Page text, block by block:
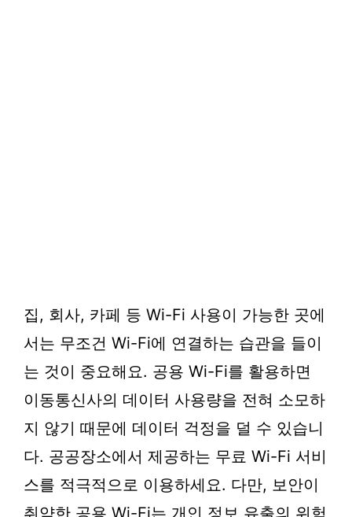
집, 회사, 카페 등 Wi-Fi 사용이 가능한 곳에
서는 무조건 Wi-Fi에 연결하는 습관을 들이
는 것이 중요해요. 공용 Wi-Fi를 활용하면
이동통신사의 데이터 사용량을 전혀 소모하
지 않기 때문에 데이터 걱정을 덜 수 있습니
다. 공공장소에서 제공하는 무료 Wi-Fi 서비
스를 적극적으로 이용하세요. 다만, 보안이
취약한 공용 Wi-Fi는 개인 정보 유출의 위험